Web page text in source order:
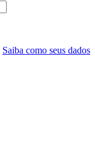
Saiba como seus dados